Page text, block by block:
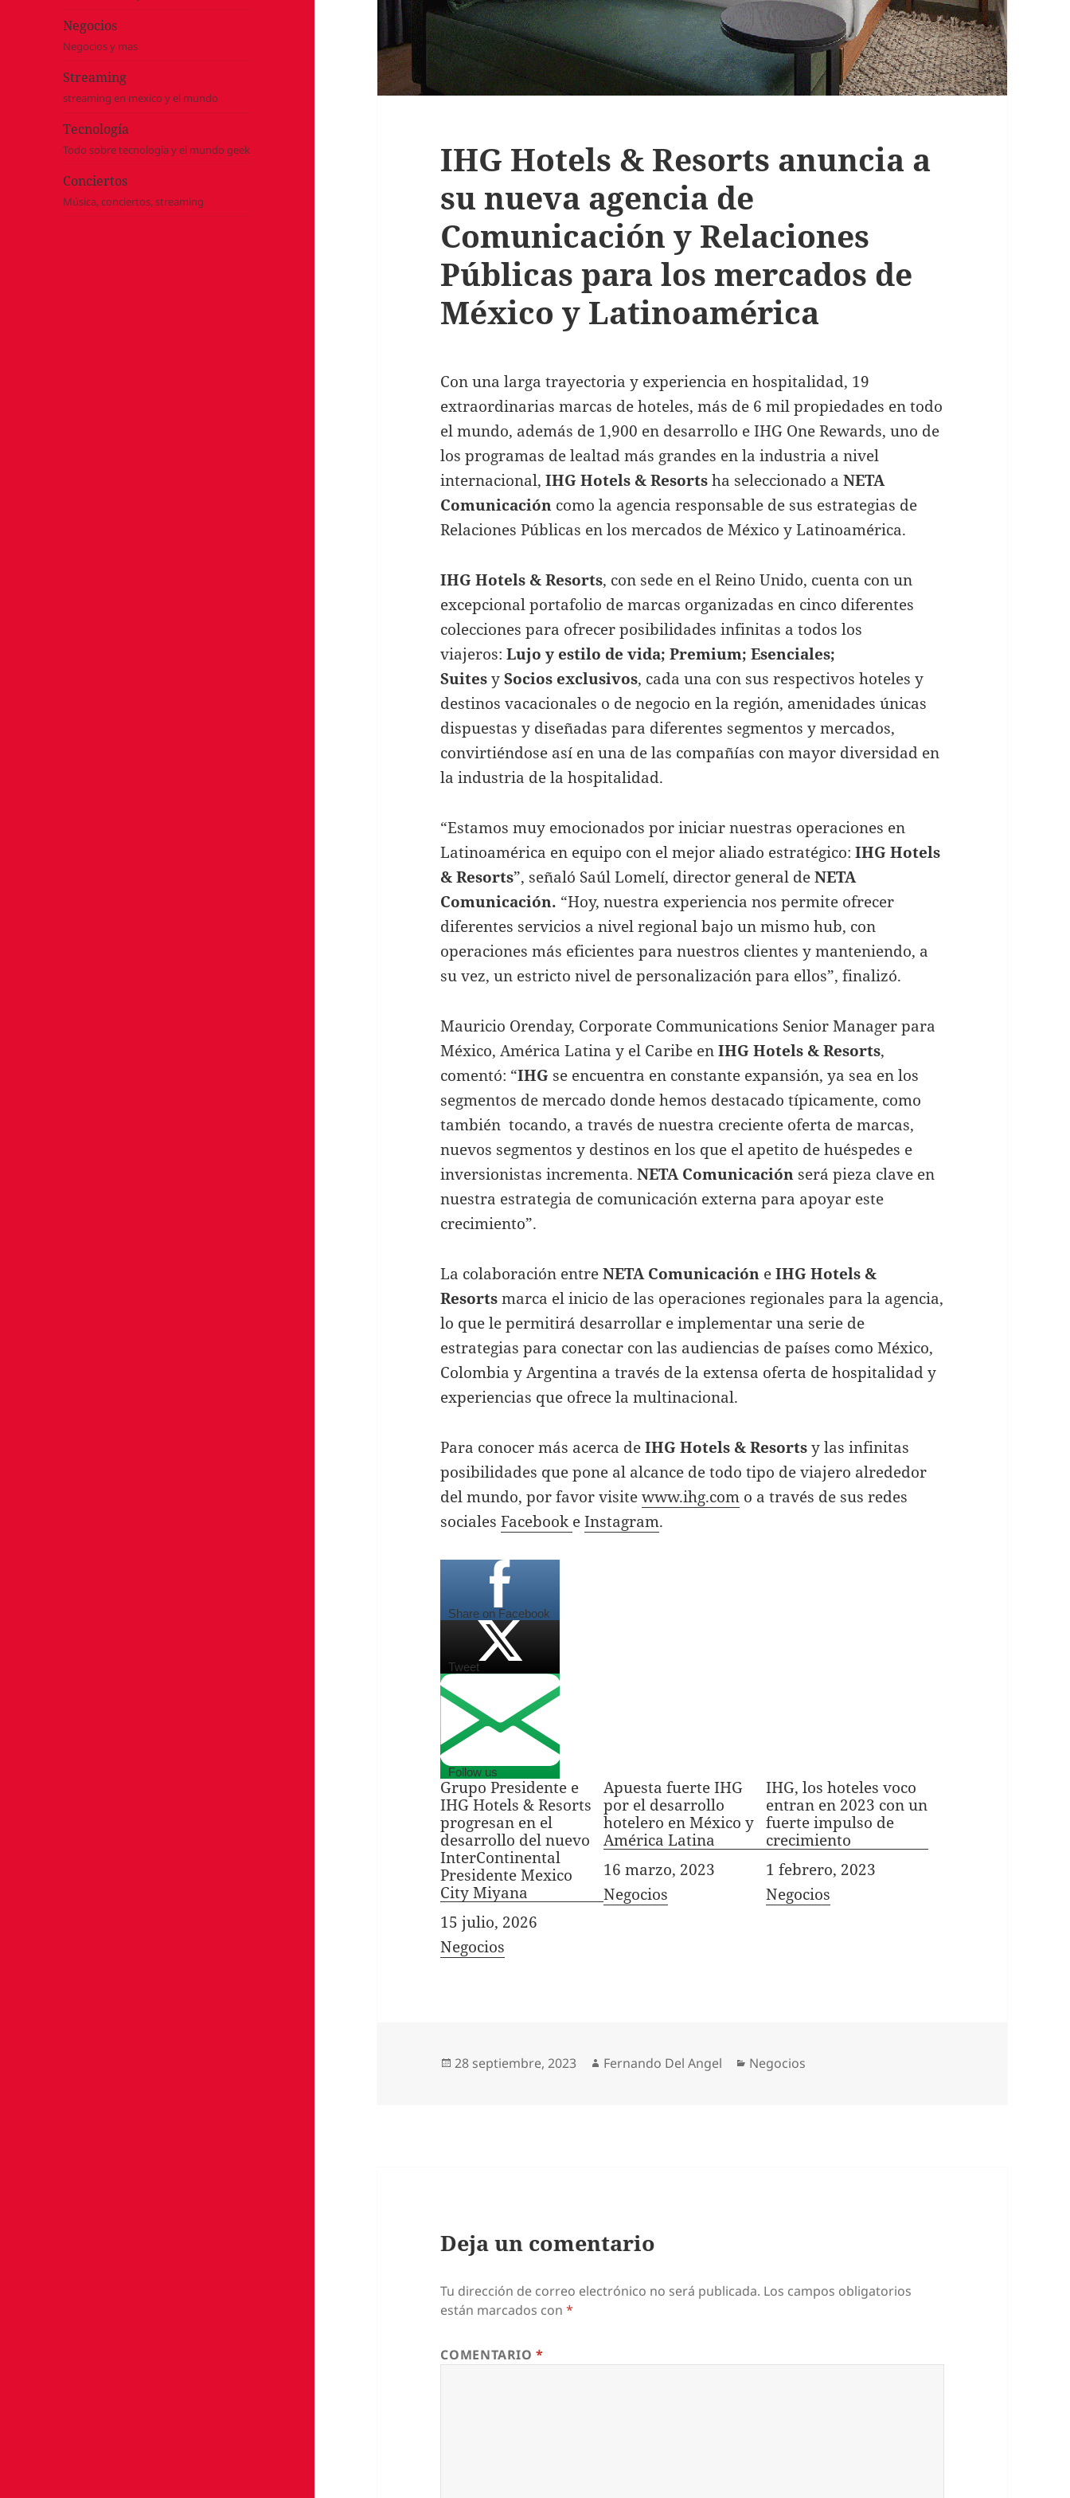
Negocios
Negocios y mas
Streaming
streaming en mexico y el mundo
Tecnología
Todo sobre tecnología y el mundo geek
Conciertos
Música, conciertos, streaming
IHG Hotels & Resorts anuncia a
su nueva agencia de
Comunicación y Relaciones
Públicas para los mercados de
México y Latinoamérica
Con una larga trayectoria y experiencia en hospitalidad, 19
extraordinarias marcas de hoteles, más de 6 mil propiedades en todo
el mundo, además de 1,900 en desarrollo e IHG One Rewards, uno de
los programas de lealtad más grandes en la industria a nivel
internacional,IHG Hotels & Resortsha seleccionado aNETA
Comunicación como la agencia responsable de sus estrategias de
Relaciones Públicas en los mercados de México y Latinoamérica.
IHG Hotels & Resorts, con sede en el Reino Unido, cuenta con un
excepcional portafolio de marcas organizadas en cinco diferentes
colecciones para ofrecer posibilidades infinitas a todos los
viajeros:Lujo y estilo de vida; Premium; Esenciales;
SuitesySocios exclusivos, cada una con sus respectivos hoteles y
destinos vacacionales o de negocio en la región, amenidades únicas
dispuestas y diseñadas para diferentes segmentos y mercados,
convirtiéndose así en una de las compañías con mayor diversidad en
la industria de la hospitalidad.
“Estamos muy emocionados por iniciar nuestras operaciones en
Latinoamérica en equipo con el mejor aliado estratégico:IHG Hotels
& Resorts”, señaló Saúl Lomelí, director general deNETA
Comunicación. “Hoy, nuestra experiencia nos permite ofrecer
diferentes servicios a nivel regional bajo un mismo hub, con
operaciones más eficientes para nuestros clientes y manteniendo, a
su vez, un estricto nivel de personalización para ellos”, finalizó.
Mauricio Orenday, Corporate Communications Senior Manager para
México, América Latina y el Caribe enIHG Hotels & Resorts,
comentó: “IHG se encuentra en constante expansión, ya sea en los
segmentos de mercado donde hemos destacado típicamente, como
también tocando, a través de nuestra creciente oferta de marcas,
nuevos segmentos y destinos en los que el apetito de huéspedes e
inversionistas incrementa.NETA Comunicación será pieza clave en
nuestra estrategia de comunicación externa para apoyar este
crecimiento”.
La colaboración entreNETA Comunicación eIHG Hotels &
Resortsmarca el inicio de las operaciones regionales para la agencia,
lo que le permitirá desarrollar e implementar una serie de
estrategias para conectar con las audiencias de países como México,
Colombia y Argentina a través de la extensa oferta de hospitalidad y
experiencias que ofrece la multinacional.
Para conocer más acerca deIHG Hotels & Resortsy las infinitas
posibilidades que pone al alcance de todo tipo de viajero alrededor
del mundo, por favor visitewww.ihg.com o a través de sus redes
socialesFacebook eInstagram.
Share on Facebook
Tweet
Follow us
Grupo Presidente e
IHG Hotels & Resorts
progresan en el
desarrollo del nuevo
InterContinental
Presidente Mexico
City Miyana
Fecha
15 julio, 2026
In relation to
Negocios
Apuesta fuerte IHG
por el desarrollo
hotelero en México y
América Latina
Fecha
16 marzo, 2023
In relation to
Negocios
IHG, los hoteles voco
entran en 2023 con un
fuerte impulso de
crecimiento
Fecha
1 febrero, 2023
In relation to
Negocios
Publicado
28 septiembre, 2023 Autor
Fernando Del Angel Categorías
Negocios
Deja un comentario
Tu dirección de correo electrónico no será publicada. Los campos obligatorios
están marcados con*
COMENTARIO*